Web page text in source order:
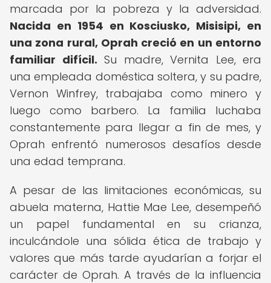
marcada por la pobreza y la adversidad.
Nacida en 1954 en Kosciusko, Misisipi, en
una zona rural, Oprah creció en un entorno
familiar difícil. Su madre, Vernita Lee, era
una empleada doméstica soltera, y su padre,
Vernon Winfrey, trabajaba como minero y
luego como barbero. La familia luchaba
constantemente para llegar a fin de mes, y
Oprah enfrentó numerosos desafíos desde
una edad temprana.
A pesar de las limitaciones económicas, su
abuela materna, Hattie Mae Lee, desempeñó
un papel fundamental en su crianza,
inculcándole una sólida ética de trabajo y
valores que más tarde ayudarían a forjar el
carácter de Oprah. A través de la influencia